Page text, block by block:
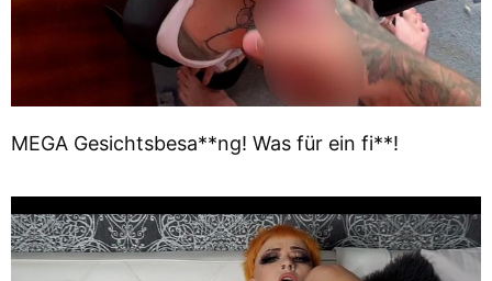
MEGA Gesichtsbesa**ng! Was für ein fi**!